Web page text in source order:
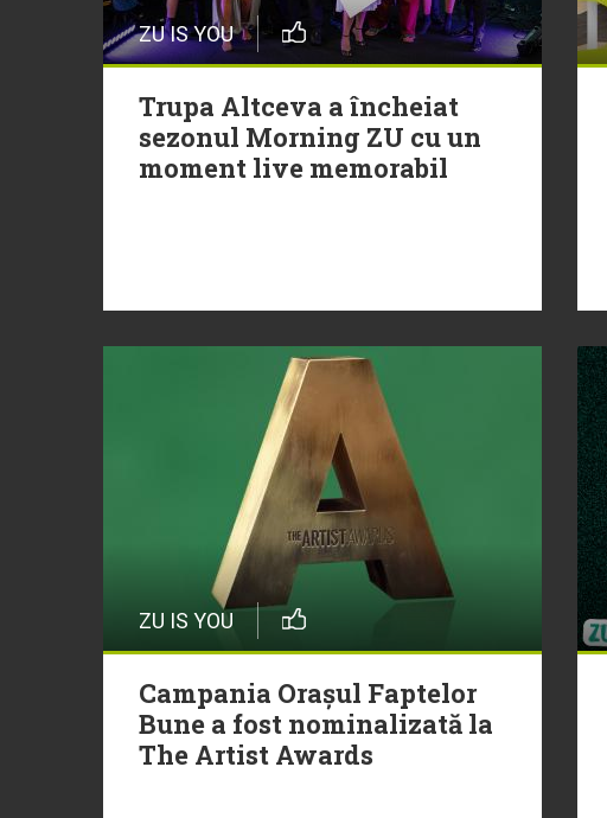
ZU IS YOU
Trupa Altceva a încheiat
sezonul Morning ZU cu un
moment live memorabil
ZU IS YOU
Campania Orașul Faptelor
Bune a fost nominalizată la
The Artist Awards